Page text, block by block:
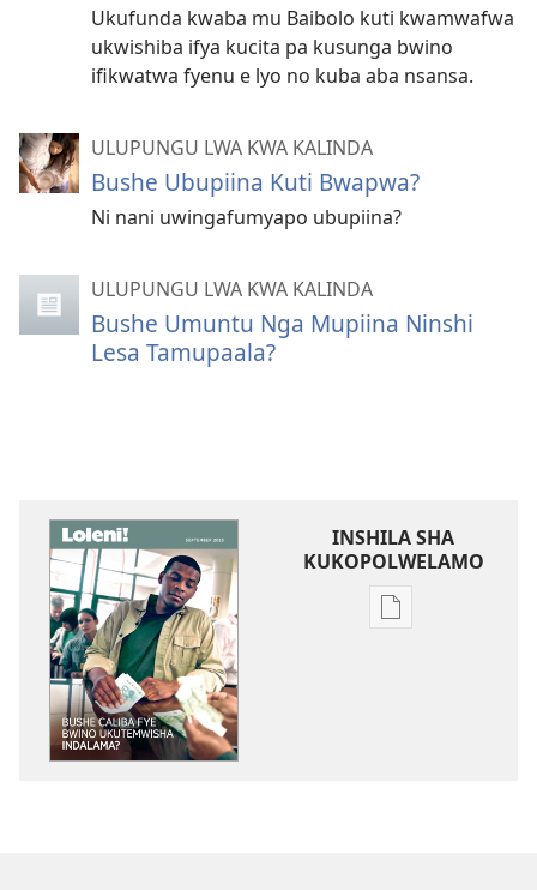
Ukufunda kwaba mu Baibolo kuti kwamwafwa
ukwishiba ifya kucita pa kusunga bwino
ifikwatwa fyenu e lyo no kuba aba nsansa.
ULUPUNGU LWA KWA KALINDA
Bushe Ubupiina Kuti Bwapwa?
Ni nani uwingafumyapo ubupiina?
ULUPUNGU LWA KWA KALINDA
Bushe Umuntu Nga Mupiina Ninshi
Lesa Tamupaala?
INSHILA SHA
KUKOPOLWELAMO
Inshila